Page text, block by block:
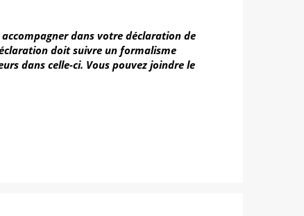
dans votre déclaration de
doit suivre un formalisme
dans celle-ci. Vous pouvez joindre le